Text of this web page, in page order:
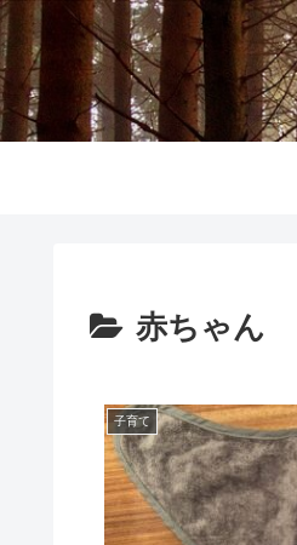
赤ちゃん
子育て